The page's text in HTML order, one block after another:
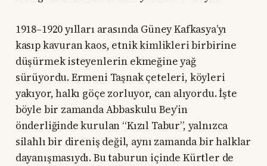
1918–1920 yılları arasında Güney Kafkasya’yı
kasıp kavuran kaos, etnik kimlikleri birbirine
düşürmek isteyenlerin ekmeğine yağ
sürüyordu. Ermeni Taşnak çeteleri, köyleri
yakıyor, halkı göçe zorluyor, can alıyordu. İşte
böyle bir zamanda Abbaskulu Bey’in
önderliğinde kurulan “Kızıl Tabur”, yalnızca
silahlı bir direniş değil, aynı zamanda bir halklar
dayanışmasıydı. Bu taburun içinde Kürtler de